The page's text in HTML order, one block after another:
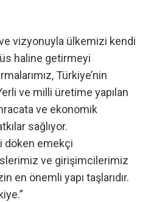
vizyonuyla ülkemizi kendi
haline getirmeyi
Türkiye’nin
ve milli üretime yapılan
ve ekonomik
sağlıyor.
döken emekçi
ve girişimcilerimiz
en önemli yapı taşlarıdır.